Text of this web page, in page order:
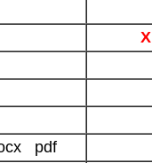
X
pdf